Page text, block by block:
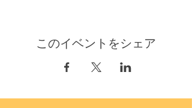
このイベントをシェア